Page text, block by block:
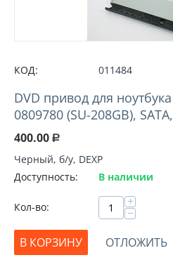
КОД: 011484
DVD привод для
0809780 (SU-208GB),
400.00 Р
Черный, б/у, DEXP
Доступность:
В наличии
Кол-во: +
−
В КОРЗИНУ
ОТЛОЖИТЬ